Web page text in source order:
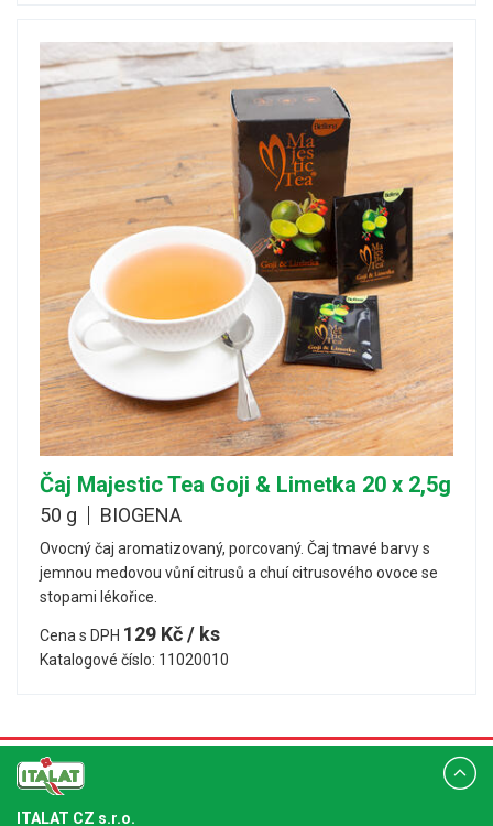
Čaj Majestic Tea Goji & Limetka 20 x 2,5g
50 g BIOGENA
Ovocný čaj aromatizovaný, porcovaný. Čaj tmavé barvy s
jemnou medovou vůní citrusů a chuí citrusového ovoce se
stopami lékořice.
Cena s DPH 129 Kč / ks
Katalogové číslo: 11020010
ITALAT CZ s.r.o.